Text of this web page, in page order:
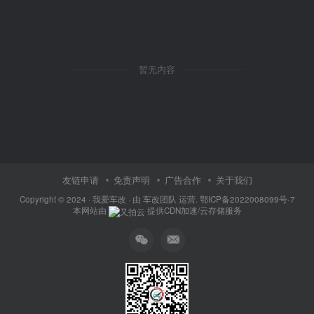
暂无内容
友链申请 免责声明 广告合作 关于我们
Copyright © 2024 · 我爱车改 · 由 车改团队 运营. 鄂ICP备2022008099号-7
本网站由
提供CDN加速/云存储服务